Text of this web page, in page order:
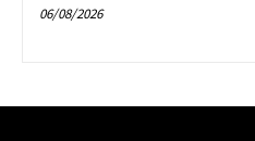
06/08/2026